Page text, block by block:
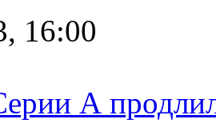
16:00
А